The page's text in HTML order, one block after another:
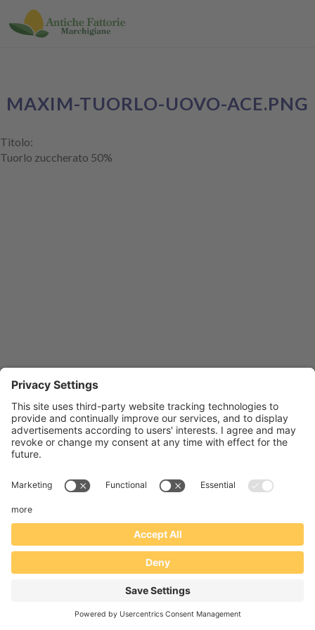
Salta al contenuto principale
MAXIM-TUORLO-UOVO-ACE.PNG
Titolo:
Tuorlo zuccherato 50%
Antiche Fattorie Marchigiane S.r.l. - Via Mensa 3, 48022 S. Maria in Fabriago (RA)-
P.I. e CF: 02557800394 |Contatti|Privacy e Cookie Policy